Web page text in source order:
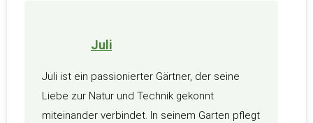
Juli
Juli ist ein passionierter Gärtner, der seine
Liebe zur Natur und Technik gekonnt
miteinander verbindet. In seinem Garten pflegt